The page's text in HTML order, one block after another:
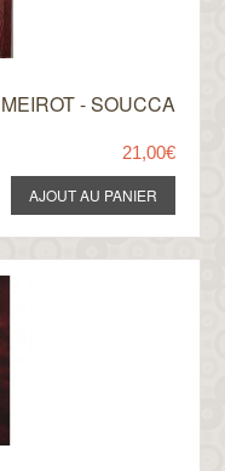
- SOUCCA
21,00€